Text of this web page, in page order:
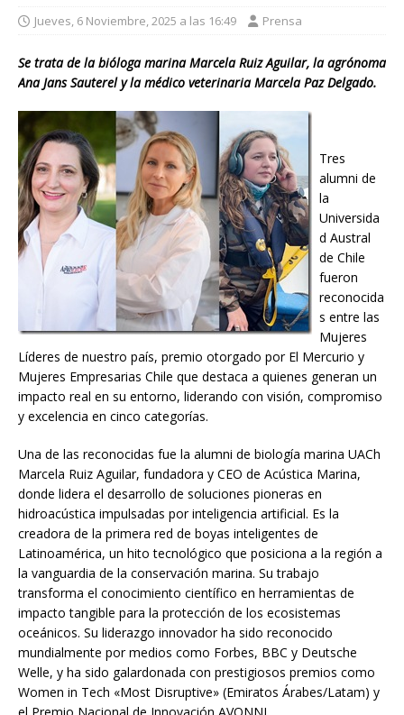
Jueves, 6 Noviembre, 2025 a las 16:49 Prensa
Se trata de la bióloga marina Marcela Ruiz Aguilar, la agrónoma
Ana Jans Sauterel y la médico veterinaria Marcela Paz Delgado.
Tres
alumni de
la
Universida
d Austral
de Chile
fueron
reconocida
s entre las
Mujeres
Líderes de nuestro país, premio otorgado por El Mercurio y
Mujeres Empresarias Chile que destaca a quienes generan un
impacto real en su entorno, liderando con visión, compromiso
y excelencia en cinco categorías.
Una de las reconocidas fue la alumni de biología marina UACh
Marcela Ruiz Aguilar, fundadora y CEO de Acústica Marina,
donde lidera el desarrollo de soluciones pioneras en
hidroacústica impulsadas por inteligencia artificial. Es la
creadora de la primera red de boyas inteligentes de
Latinoamérica, un hito tecnológico que posiciona a la región a
la vanguardia de la conservación marina. Su trabajo
transforma el conocimiento científico en herramientas de
impacto tangible para la protección de los ecosistemas
oceánicos. Su liderazgo innovador ha sido reconocido
mundialmente por medios como Forbes, BBC y Deutsche
Welle, y ha sido galardonada con prestigiosos premios como
Women in Tech «Most Disruptive» (Emiratos Árabes/Latam) y